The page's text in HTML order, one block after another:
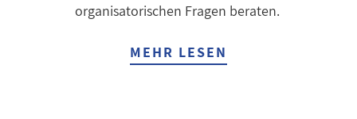
organisatorischen Fragen beraten.
MEHR LESEN